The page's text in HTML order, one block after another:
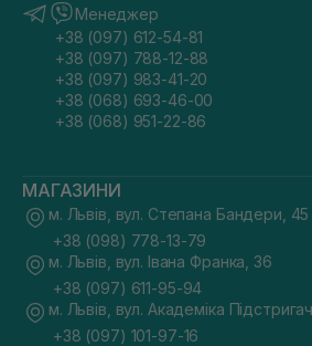
Менеджер
+38 (097) 612-54-81
+38 (097) 788-12-88
+38 (097) 983-41-20
+38 (068) 693-46-00
+38 (068) 951-22-86
МАГАЗИНИ
м. Львів, вул. Степана Бандери, 45
+38 (098) 778-13-79
м. Львів, вул. Івана Франка, 36
+38 (097) 611-95-94
м. Львів, вул. Академіка
+38 (097) 101-97-16